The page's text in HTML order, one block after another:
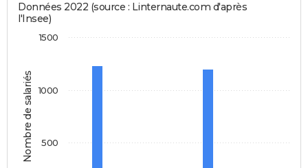
Nombre de salariés
Données 2022 (source : Linternaute.com d'après
l'Insee)
500
1000
1500